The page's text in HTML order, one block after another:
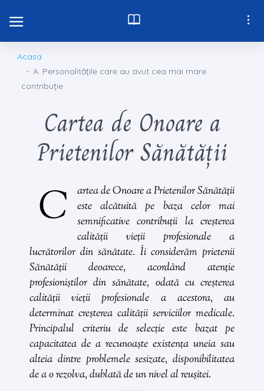
Acasa
A. Personalitățile care au avut cea mai mare
contribuție
Cartea de Onoare a
Prietenilor Sănătății
C artea deOnoare a Prietenilor Sănătății
este alcătuită pe baza celor mai
semnificative contribuții la creșterea
calității vieții profesionale a
lucrătorilor din sănătate. Îi considerăm prietenii
Sănătății deoarece, acordând atenție
profesioniștilor din sănătate, odată cu creșterea
calității vieții profesionale a acestora, au
determinat creșterea calității serviciilor medicale.
Principalul criteriu de selecție este bazat pe
capacitatea de a recunoaște existența uneia sau
alteia dintre problemele sesizate, disponibilitatea
de a o rezolva, dublată de un nivel al reușitei.